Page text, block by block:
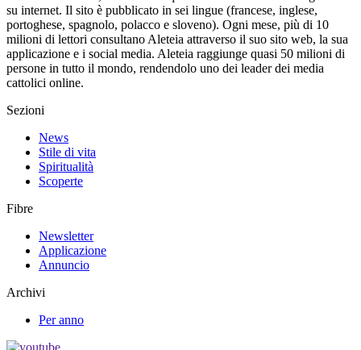
su internet. Il sito è pubblicato in sei lingue (francese, inglese,
portoghese, spagnolo, polacco e sloveno). Ogni mese, più di 10
milioni di lettori consultano Aleteia attraverso il suo sito web, la sua
applicazione e i social media. Aleteia raggiunge quasi 50 milioni di
persone in tutto il mondo, rendendolo uno dei leader dei media
cattolici online.
Sezioni
News
Stile di vita
Spiritualità
Scoperte
Fibre
Newsletter
Applicazione
Annuncio
Archivi
Per anno